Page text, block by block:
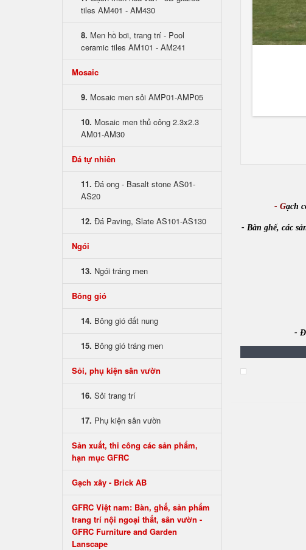
tiles AM401 - AM430
8. Men hồ bơi, trang trí - Pool
ceramic tiles AM101 - AM241
Mosaic
9. Mosaic men sỏi AMP01-AMP05
10. Mosaic men thủ công 2.3x2.3
AM01-AM30
Đá tự nhiên
11. Đá ong - Basalt stone AS01-
AS20
12. Đá Paving, Slate AS101-AS130
Ngói
13. Ngói tráng men
Bông gió
14. Bông gió đất nung
15. Bông gió tráng men
Sỏi, phụ kiện sân vườn
16. Sỏi trang trí
17. Phụ kiện sân vườn
Sản xuất, thi công các sản phẩm,
hạn mục GFRC
Gạch xây - Brick AB
GFRC Việt nam: Bàn, ghế, sản phẩm
trang trí nội ngoại thất, sân vườn -
GFRC Furniture and Garden
Lanscape
- Gạch
- Bàn ghế, các
-